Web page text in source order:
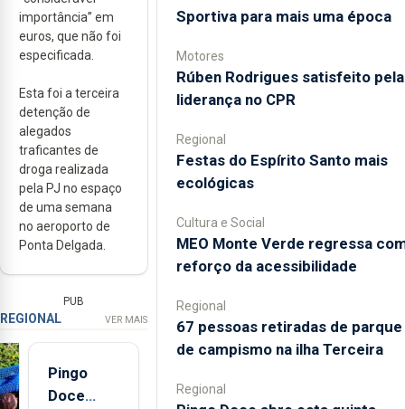
importância” em
euros, que não foi
especificada.
Esta foi a terceira
detenção de
alegados
traficantes de
droga realizada
pela PJ no espaço
de uma semana
no aeroporto de
Ponta Delgada.
PUB
REGIONAL VER MAIS
Pingo
Doce
Sportiva para mais uma época
Motores
Rúben Rodrigues satisfeito pela
liderança no CPR
Regional
Festas do Espírito Santo mais
ecológicas
Cultura e Social
MEO Monte Verde regressa
reforço da acessibilidade
Regional
67 pessoas retiradas de parque
de campismo na ilha Terceira
Regional